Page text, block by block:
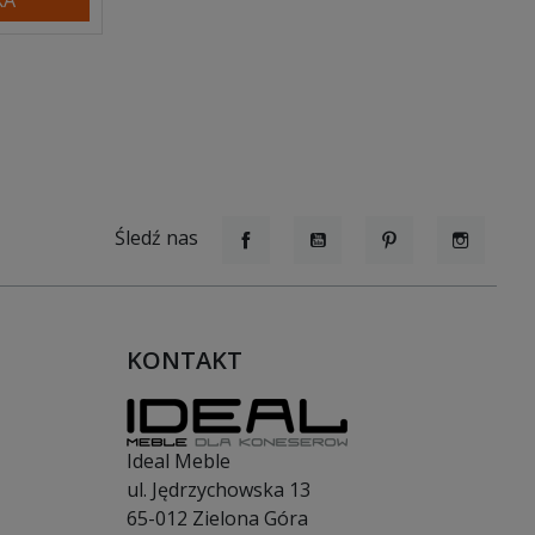
Śledź nas
KONTAKT
Ideal Meble
ul. Jędrzychowska 13
65-012 Zielona Góra